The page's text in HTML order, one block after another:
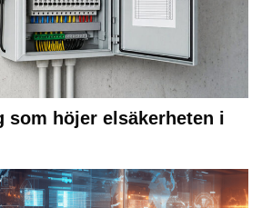
som höjer elsäkerheten i